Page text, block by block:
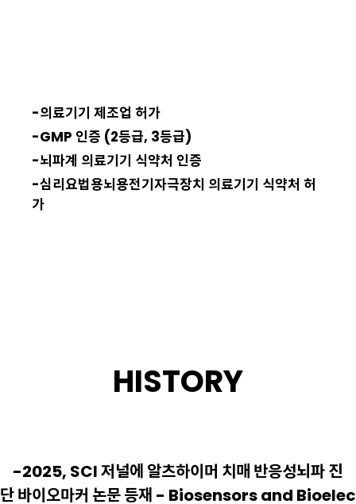
-의료기기 제조업 허가
-GMP 인증 (2등급, 3등급)
-뇌파계 의료기기 식약처 인증
-심리요법용뇌용전기자극장치 의료기기 식약처 허
가
HISTORY
-2025, SCI 저널에 알츠하이머 치매 반응성뇌파 진
단 바이오마커 논문 등재 - Biosensors and Bioelec